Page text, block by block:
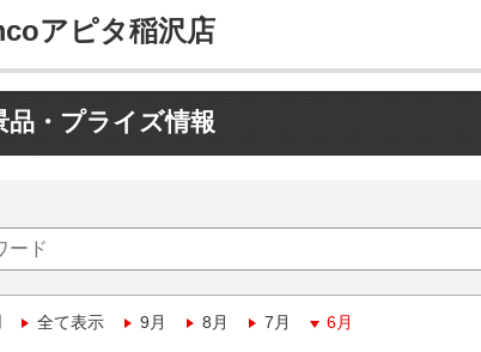
アピタ稲沢店
品・プライズ情報
全て表示 9月 8月 7月 6月